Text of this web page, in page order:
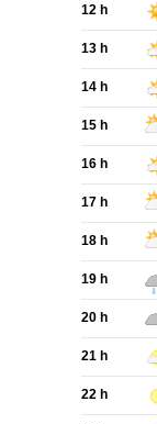
12 h
13 h
14 h
15 h
16 h
17 h
18 h
19 h
20 h
21 h
22 h